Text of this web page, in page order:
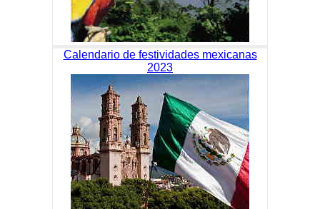
Calendario de festividades mexicanas
2023